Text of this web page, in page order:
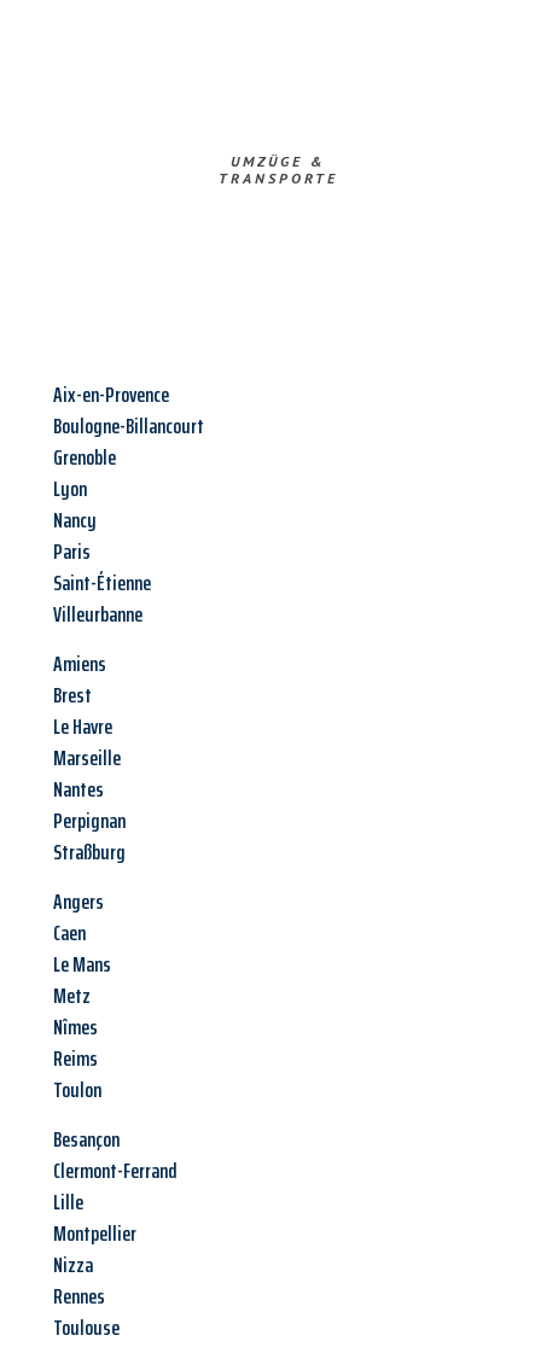
UMZÜGE &
TRANSPORTE
Aix-en-Provence
Boulogne-Billancourt
Grenoble
Lyon
Nancy
Paris
Saint-Étienne
Villeurbanne
Amiens
Brest
Le Havre
Marseille
Nantes
Perpignan
Straßburg
Angers
Caen
Le Mans
Metz
Nîmes
Reims
Toulon
Besançon
Clermont-Ferrand
Lille
Montpellier
Nizza
Rennes
Toulouse